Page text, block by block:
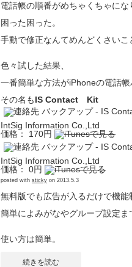
電話帳の順番がめちゃくちゃにな
困った困った。
手動で修正なんてめんどくさいこ
色々試した結果、
一番簡単な方法がiPhoneの電話
その名もIS Contact Kit
IntSig Information Co.,Ltd
価格： 170円
IntSig Information Co.,Ltd
価格： 0円
posted with sticky on 2013.5.3
無料版でも広告が入るだけで機能
簡単によみがなやグループ設定ま
使い方は簡単。
続きを読む